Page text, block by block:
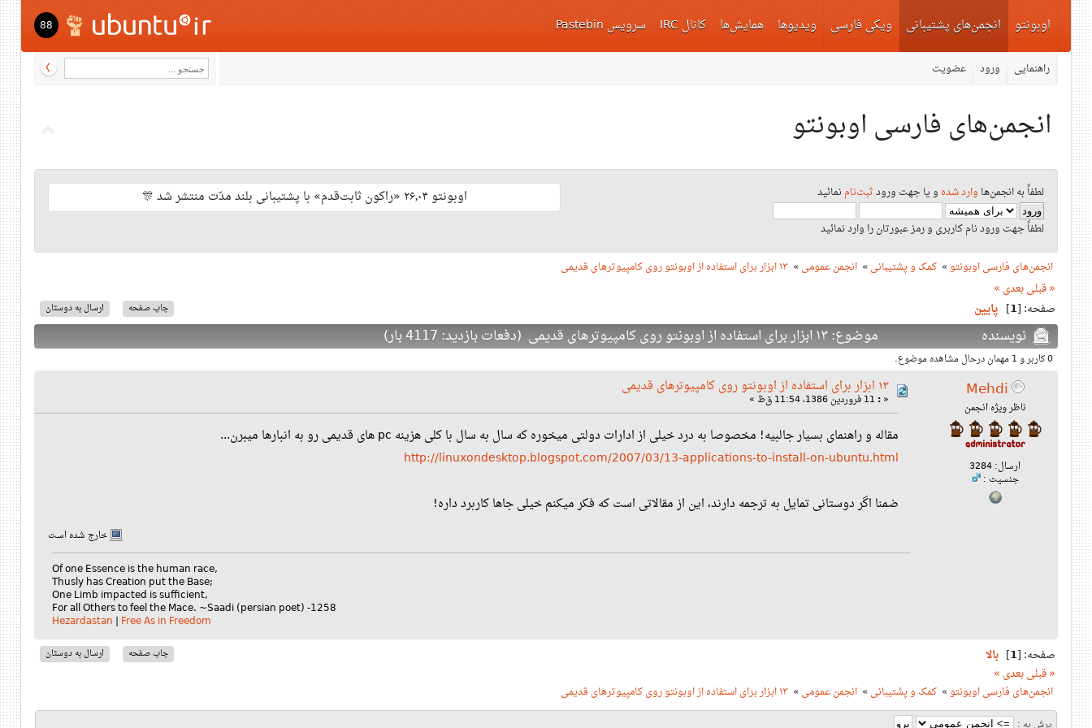
اوبونتو انجمن‌های پشتیبانی
راهنمایی ورود عضویت
ویکی فارسی ویدیوها همایش‌ها کانال IRC سرویس Pastebin 88
انجمن‌های فارسی اوبونتو
لطفاً به انجمن‌ها وارد شده و یا جهت ورودثبت‌نامنمائید
لطفاً جهت ورود نام کاربری و رمز عبورتان را وارد نمائید
اوبونتو ۲۶٫۰۴ «راکون ثابت‌قدم» با پشتیبانی بلند مدّت منتشر شد 🎊
انجمن‌های فارسی اوبونتو» کمک و پشتیبانی» انجمن عمومی» ۱۳ ابزار برای استفاده از اوبونتو روی کامپیوترهای قدیمی
« قبلیبعدی »
ارسال به دوستان چاپ صفحه صفحه: [1
] پایین
نویسنده موضوع: ۱۳ ابزار برای استفاده از اوبونتو روی کامپیوترهای قدیمی (دفعات بازدید: 4117 بار)
0 کاربر و 1 مهمان درحال مشاهده موضوع.
Mehdi
ناظر ویژه انجمن
ارسال: 3284
جنسیت :
۱۳ ابزار برای استفاده از اوبونتو روی کامپیوترهای قدیمی
«
:
مقاله و راهنمای بسیار جالبیه! مخصوصا به درد خیلی از ادارات دولتی میخوره که سال به سال با کلی هزینه pc های قدیمی رو به انبارها میبرن...
http://linuxondesktop.blogspot.com/2007/03/13-applications-to-install-on-ubuntu.html
ضمنا اگر دوستانی تمایل به ترجمه دارند، این از مقالاتی است که فکر میکنم خیلی جاها کاربرد داره!
خارج شده است
Of one Essence is the human race,
Thusly has Creation put the Base;
One Limb impacted is sufficient,
For all Others to feel the Mace. ~Saadi (persian poet) -1258
Hezardastan | Free As in Freedom
ارسال به دوستان چاپ صفحه صفحه: [1
] بالا
« قبلیبعدی »
انجمن‌های فارسی اوبونتو» کمک و پشتیبانی» انجمن عمومی» ۱۳ ابزار برای استفاده از اوبونتو روی کامپیوترهای قدیمی